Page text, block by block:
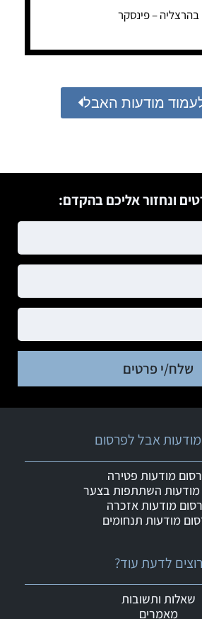
בהרצליה – פינסקר
מודעות האבל
ונחזור אליכם בהקדם:
שלח/י פרטים
רוצים לדעת עוד?
שאלות ותשובות
מאמרים
מודעות אבל לפרסום
מודעות פטירה
מודעות השתתפות בצער
מודעות אזכרה
מודעות תנחומים